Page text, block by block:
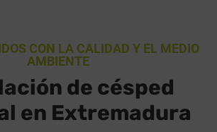
CON LA CALIDAD Y EL MEDIO
AMBIENTE
de césped
en Extremadura